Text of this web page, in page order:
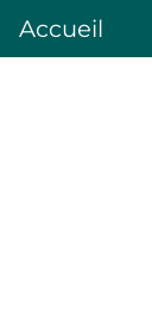
Accueil